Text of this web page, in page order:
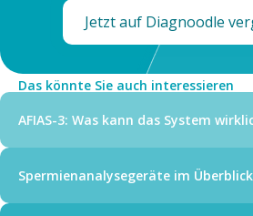
Jetzt auf Diagnoodle
Das könnte Sie auch interessieren
AFIAS-3: Was kann das System
Spermienanalysegeräte im